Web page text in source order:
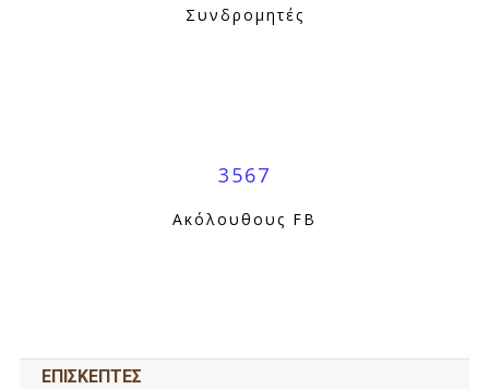
Συνδρομητές
3567
Ακόλουθους FB
ΕΠΙΣΚΕΠΤΕΣ